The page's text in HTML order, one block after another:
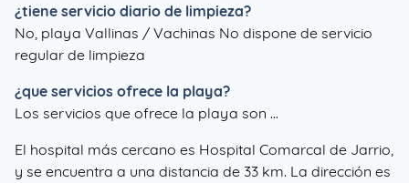
¿tiene servicio diario de limpieza?
No, playa Vallinas / Vachinas No dispone de servicio
regular de limpieza
¿que servicios ofrece la playa?
Los servicios que ofrece la playa son ...
El hospital más cercano es Hospital Comarcal de Jarrio,
y se encuentra a una distancia de 33 km. La dirección es